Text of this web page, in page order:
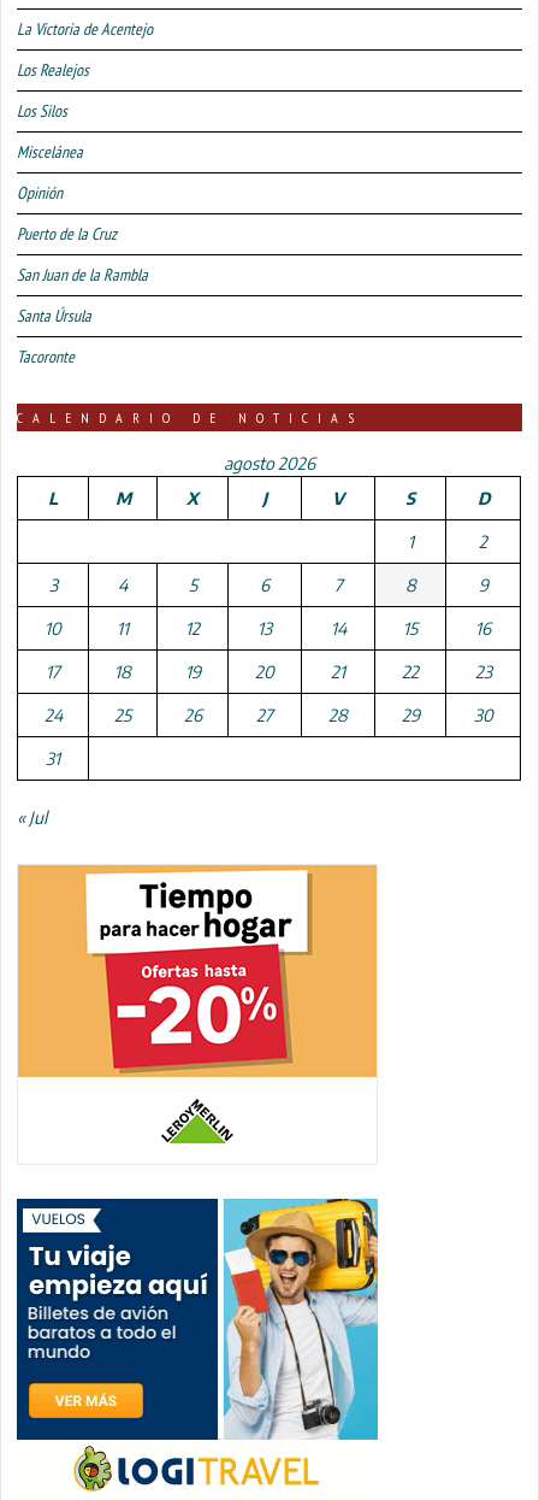
La Victoria de Acentejo
Los Realejos
Los Silos
Miscelánea
Opinión
Puerto de la Cruz
San Juan de la Rambla
Santa Úrsula
Tacoronte
CALENDARIO DE NOTICIAS
agosto 2026
L
M X J V S D
1 2
3 4 5 6 7 8 9
10 11 12 13 14 15 16
17 18 19 20 21 22 23
24 25 26 27 28 29 30
31
« Jul